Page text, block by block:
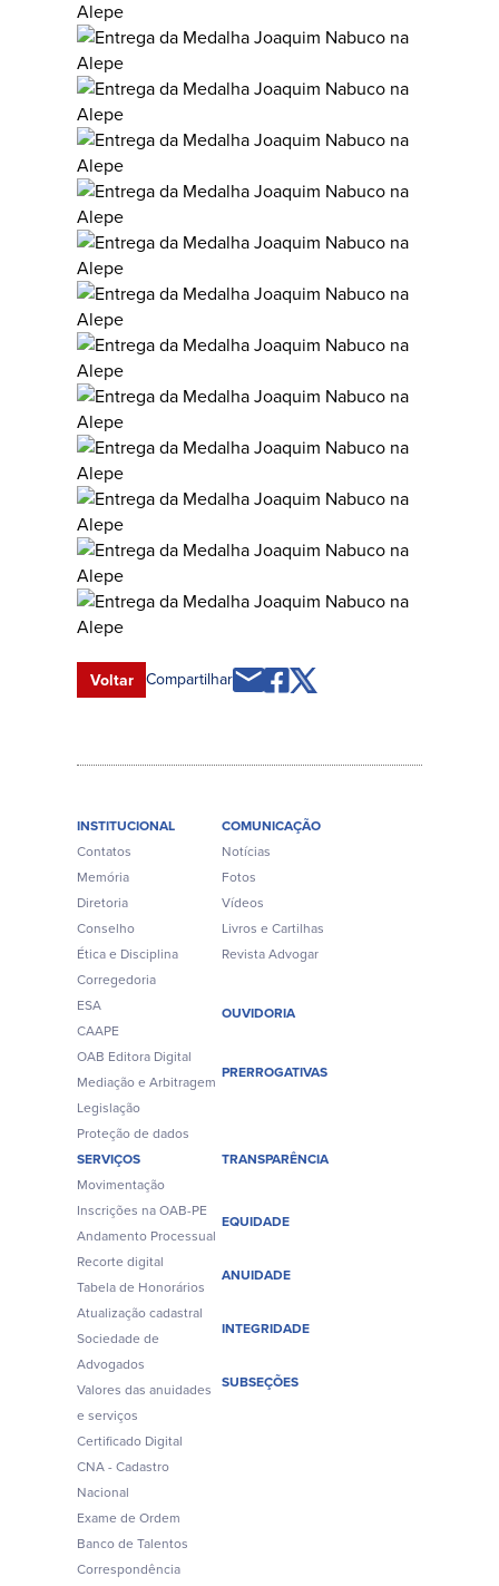
Voltar Compartilhar
INSTITUCIONAL
Contatos
Memória
Diretoria
Conselho
Ética e Disciplina
Corregedoria
ESA
CAAPE
OAB Editora Digital
Mediação e Arbitragem
Legislação
Proteção de dados
COMUNICAÇÃO
Notícias
Fotos
Vídeos
Livros e Cartilhas
Revista Advogar
OUVIDORIA
PRERROGATIVAS
SERVIÇOS
Movimentação
Inscrições na OAB-PE
Andamento Processual
Recorte digital
Tabela de Honorários
Atualização cadastral
Sociedade de
Advogados
Valores das anuidades
e serviços
Certificado Digital
CNA - Cadastro
Nacional
Exame de Ordem
Banco de Talentos
Correspondência
TRANSPARÊNCIA
EQUIDADE
ANUIDADE
INTEGRIDADE
SUBSEÇÕES